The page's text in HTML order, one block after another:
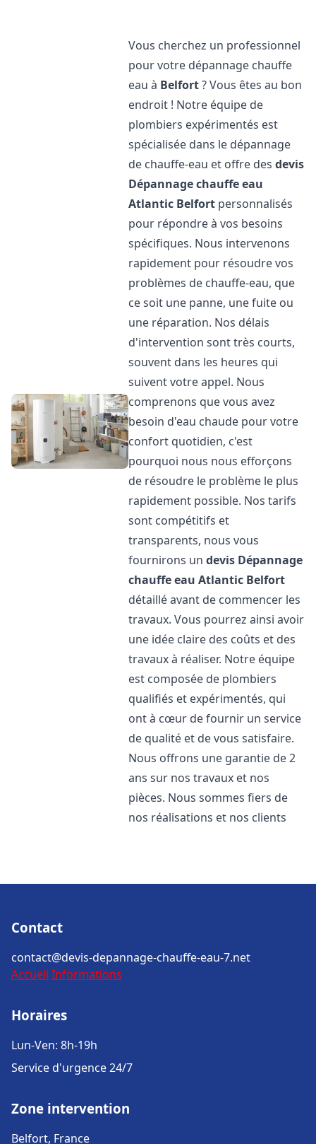
Vous cherchez un professionnel
pour votre dépannage chauffe
eau à Belfort? Vous êtes au bon
endroit ! Notre équipe de
plombiers expérimentés est
spécialisée dans le dépannage
de chauffe-eau et offre desdevis
Dépannage chauffe eau
Atlantic Belfort personnalisés
pour répondre à vos besoins
spécifiques. Nous intervenons
rapidement pour résoudre vos
problèmes de chauffe-eau, que
ce soit une panne, une fuite ou
une réparation. Nos délais
d'intervention sont très courts,
souvent dans les heures qui
suivent votre appel. Nous
comprenons que vous avez
besoin d'eau chaude pour votre
confort quotidien, c'est
pourquoi nous nous efforçons
de résoudre le problème le plus
rapidement possible. Nos tarifs
sont compétitifs et
transparents, nous vous
fournirons undevis Dépannage
chauffe eau Atlantic Belfort
détaillé avant de commencer les
travaux. Vous pourrez ainsi avoir
une idée claire des coûts et des
travaux à réaliser. Notre équipe
est composée de plombiers
qualifiés et expérimentés, qui
ont à cœur de fournir un service
de qualité et de vous satisfaire.
Nous offrons une garantie de 2
ans sur nos travaux et nos
pièces. Nous sommes fiers de
nos réalisations et nos clients
Contact
contact@devis-depannage-chauffe-eau-7.net
Accueil Informations
Horaires
Lun-Ven: 8h-19h
Service d'urgence 24/7
Zone intervention
Belfort, France